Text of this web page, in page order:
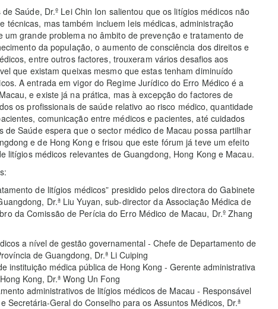
Saúde, Dr.º Lei Chin Ion salientou que os litígios médicos não
técnicas, mas também incluem leis médicas, administração
um grande problema no âmbito de prevenção e tratamento de
da população, o aumento de consciência dos direitos e
entre outros factores, trouxeram vários desafios aos
que existam queixas mesmo que estas tenham diminuído
A entrada em vigor do Regime Jurídico do Erro Médico é a
e existe já na prática, mas à excepção do factores de
os profissionais de saúde relativo ao risco médico, quantidade
comunicação entre médicos e pacientes, até cuidados
de Saúde espera que o sector médico de Macau possa partilhar
e de Hong Kong e frisou que este fórum já teve um efeito
litígios médicos relevantes de Guangdong, Hong Kong e Macau.
de litígios médicos” presidido pelos directora do Gabinete
Dr.ª Liu Yuyan, sub-director da Associação Médica de
da Comissão de Perícia do Erro Médico de Macau, Dr.º Zhang
a nível de gestão governamental - Chefe de Departamento de
de Guangdong, Dr.ª Li Cuiping
instituição médica pública de Hong Kong - Gerente administrativa
Kong, Dr.ª Wong Un Fong
administrativos de litígios médicos de Macau - Responsável
Secretária-Geral do Conselho para os Assuntos Médicos, Dr.ª